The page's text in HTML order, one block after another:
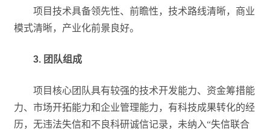
项目技术具备领先性、前瞻性，技术路线清晰，商业
模式清晰，产业化前景良好。
3. 团队组成
项目核心团队具有较强的技术开发能力、资金筹措能
力、市场开拓能力和企业管理能力，有科技成果转化的经
历，无违法失信和不良科研诚信记录，未纳入“失信联合